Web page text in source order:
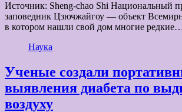
Источник: Sheng-chao Shi Национальный
заповедник Цзючжайгоу — объект
в котором нашли свой дом многие
Наука
Ученые создали
выявления диабета по
воздуху